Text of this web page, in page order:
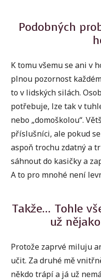
Podobných
K tomu všemu se ani v
plnou pozornost
to v lidských silách.
potřebuje, lze tak v
nebo „domoškolou“.
příslušníci, ale pokud
aspoň trochu zdatný a
sáhnout do kasičky a
A to pro mnohé není
Takže… Tohle
už
Protože zaprvé miluju
učit. Za druhé mě
někdo trápí a já už